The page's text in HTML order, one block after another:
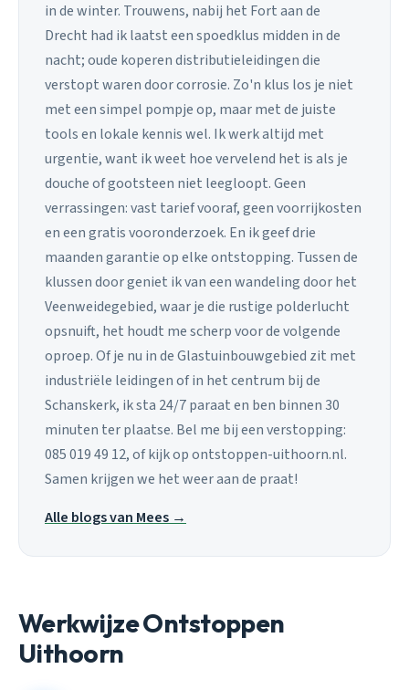
in de winter. Trouwens, nabij het Fort aan de
Drecht had ik laatst een spoedklus midden in de
nacht; oude koperen distributieleidingen die
verstopt waren door corrosie. Zo'n klus los je niet
met een simpel pompje op, maar met de juiste
tools en lokale kennis wel. Ik werk altijd met
urgentie, want ik weet hoe vervelend het is als je
douche of gootsteen niet leegloopt. Geen
verrassingen: vast tarief vooraf, geen voorrijkosten
en een gratis vooronderzoek. En ik geef drie
maanden garantie op elke ontstopping. Tussen de
klussen door geniet ik van een wandeling door het
Veenweidegebied, waar je die rustige polderlucht
opsnuift, het houdt me scherp voor de volgende
oproep. Of je nu in de Glastuinbouwgebied zit met
industriële leidingen of in het centrum bij de
Schanskerk, ik sta 24/7 paraat en ben binnen 30
minuten ter plaatse. Bel me bij een verstopping:
085 019 49 12, of kijk op ontstoppen-uithoorn.nl.
Samen krijgen we het weer aan de praat!
Alle blogs van Mees →
Werkwijze Ontstoppen
Uithoorn